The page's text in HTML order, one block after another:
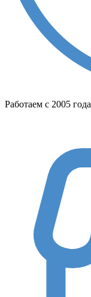
Работаем с 2005 года